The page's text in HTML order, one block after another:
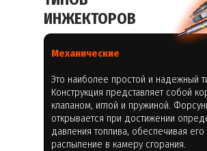
Механические
Это наиболее простой и надежный
Конструкция представляет собой
клапаном, иглой и пружиной.
открывается при достижении
давления топлива, обеспечивая его
распыление в камеру сгорания.
ИНЖЕКТОРОВ